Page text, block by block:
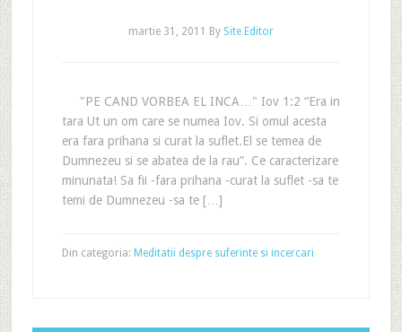
martie 31, 2011 By Site Editor
"PE CAND VORBEA EL INCA…" Iov 1:2 “Era in
tara Ut un om care se numea Iov. Si omul acesta
era fara prihana si curat la suflet.El se temea de
Dumnezeu si se abatea de la rau”. Ce caracterizare
minunata! Sa fii -fara prihana -curat la suflet -sa te
temi de Dumnezeu -sa te […]
Din categoria: Meditatii despre suferinte si incercari